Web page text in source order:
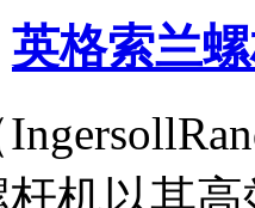
英格索兰